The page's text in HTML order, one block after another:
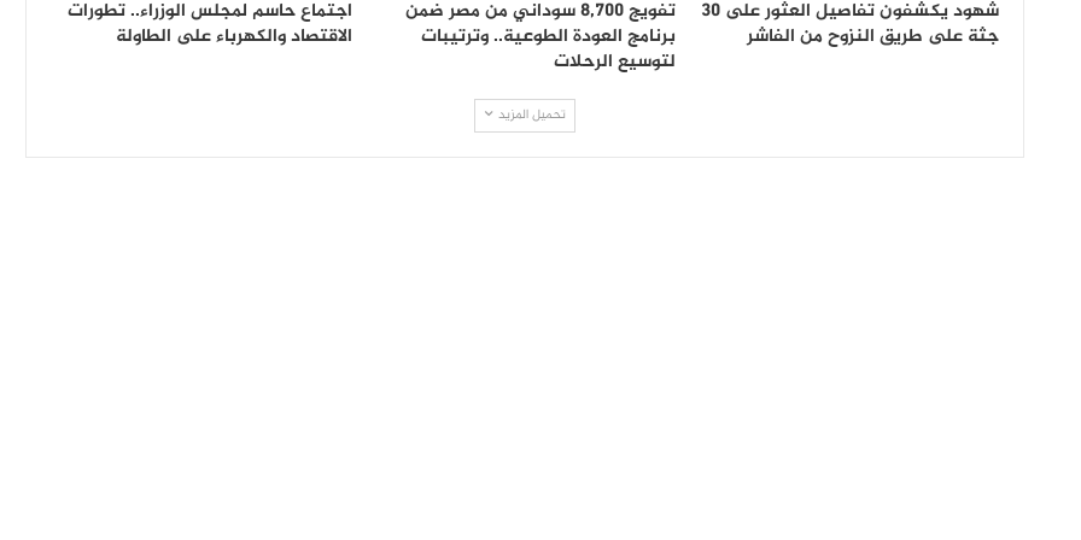
شهود يكشفون تفاصيل العثور على 30
جثة على طريق النزوح من الفاشر
تفويج 8,700 سوداني من مصر ضمن
برنامج العودة الطوعية.. وترتيبات
لتوسيع الرحلات
اجتماع حاسم لمجلس الوزراء.. تطورات
الاقتصاد والكهرباء على الطاولة
تحميل المزيد